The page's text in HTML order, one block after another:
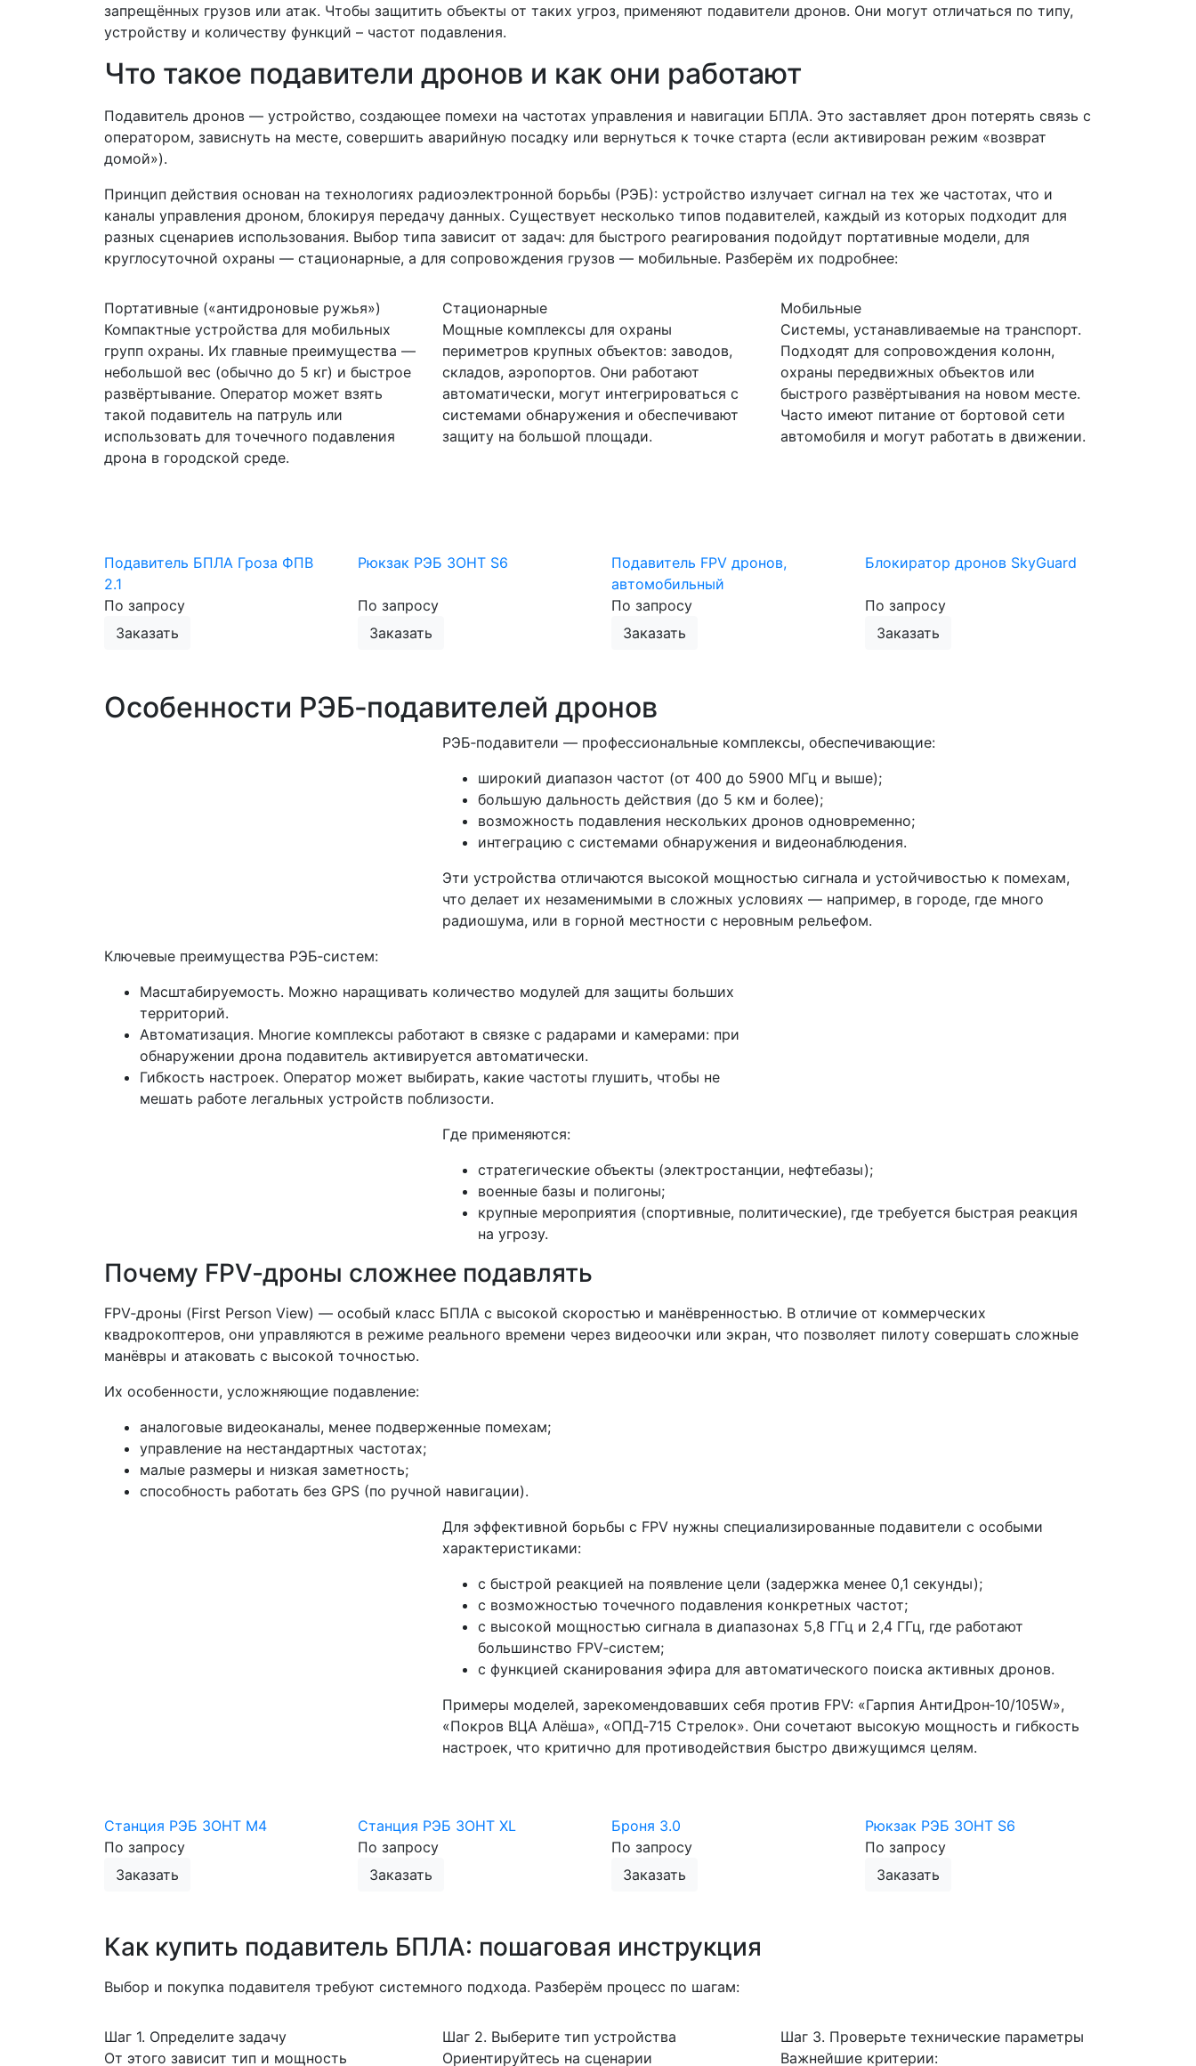
запрещённых грузов или атак. Чтобы защитить объекты от таких угроз, применяют подавители дронов. Они могут отличаться по типу,
устройству и количеству функций – частот подавления.
Что такое подавители дронов и как они работают
Подавитель дронов — устройство, создающее помехи на частотах управления и навигации БПЛА. Это заставляет дрон потерять связь с
оператором, зависнуть на месте, совершить аварийную посадку или вернуться к точке старта (если активирован режим «возврат
домой»).
Принцип действия основан на технологиях радиоэлектронной борьбы (РЭБ): устройство излучает сигнал на тех же частотах, что и
каналы управления дроном, блокируя передачу данных. Существует несколько типов подавителей, каждый из которых подходит для
разных сценариев использования. Выбор типа зависит от задач: для быстрого реагирования подойдут портативные модели, для
круглосуточной охраны — стационарные, а для сопровождения грузов — мобильные. Разберём их подробнее:
Портативные («антидроновые ружья»)
Компактные устройства для мобильных
групп охраны. Их главные преимущества —
небольшой вес (обычно до 5 кг) и быстрое
развёртывание. Оператор может взять
такой подавитель на патруль или
использовать для точечного подавления
дрона в городской среде.
Стационарные
Мощные комплексы для охраны
периметров крупных объектов: заводов,
складов, аэропортов. Они работают
автоматически, могут интегрироваться с
системами обнаружения и обеспечивают
защиту на большой площади.
Мобильные
Системы, устанавливаемые на транспорт.
Подходят для сопровождения колонн,
охраны передвижных объектов или
быстрого развёртывания на новом месте.
Часто имеют питание от бортовой сети
автомобиля и могут работать в движении.
Подавитель БПЛА Гроза ФПВ
2.1
По запросу
Заказать
Рюкзак РЭБ ЗОНТ S6
По запросу
Заказать
Подавитель FPV дронов,
автомобильный
По запросу
Заказать
Блокиратор дронов SkyGuard
По запросу
Заказать
Особенности РЭБ‑подавителей дронов
РЭБ‑подавители — профессиональные комплексы, обеспечивающие:
широкий диапазон частот (от 400 до 5900 МГц и выше);
большую дальность действия (до 5 км и более);
возможность подавления нескольких дронов одновременно;
интеграцию с системами обнаружения и видеонаблюдения.
Эти устройства отличаются высокой мощностью сигнала и устойчивостью к помехам,
что делает их незаменимыми в сложных условиях — например, в городе, где много
радиошума, или в горной местности с неровным рельефом.
Ключевые преимущества РЭБ‑систем:
Масштабируемость. Можно наращивать количество модулей для защиты больших
территорий.
Автоматизация. Многие комплексы работают в связке с радарами и камерами: при
обнаружении дрона подавитель активируется автоматически.
Гибкость настроек. Оператор может выбирать, какие частоты глушить, чтобы не
мешать работе легальных устройств поблизости.
Где применяются:
стратегические объекты (электростанции, нефтебазы);
военные базы и полигоны;
крупные мероприятия (спортивные, политические), где требуется быстрая реакция
на угрозу.
Почему FPV‑дроны сложнее подавлять
FPV‑дроны (First Person View) — особый класс БПЛА с высокой скоростью и манёвренностью. В отличие от коммерческих
квадрокоптеров, они управляются в режиме реального времени через видеоочки или экран, что позволяет пилоту совершать сложные
манёвры и атаковать с высокой точностью.
Их особенности, усложняющие подавление:
аналоговые видеоканалы, менее подверженные помехам;
управление на нестандартных частотах;
малые размеры и низкая заметность;
способность работать без GPS (по ручной навигации).
Для эффективной борьбы с FPV нужны специализированные подавители с особыми
характеристиками:
с быстрой реакцией на появление цели (задержка менее 0,1 секунды);
с возможностью точечного подавления конкретных частот;
с высокой мощностью сигнала в диапазонах 5,8 ГГц и 2,4 ГГц, где работают
большинство FPV‑систем;
с функцией сканирования эфира для автоматического поиска активных дронов.
Примеры моделей, зарекомендовавших себя против FPV: «Гарпия АнтиДрон‑10/105W»,
«Покров ВЦА Алёша», «ОПД‑715 Стрелок». Они сочетают высокую мощность и гибкость
настроек, что критично для противодействия быстро движущимся целям.
Станция РЭБ ЗОНТ М4
По запросу
Заказать
Станция РЭБ ЗОНТ XL
По запросу
Заказать
Броня 3.0
По запросу
Заказать
Рюкзак РЭБ ЗОНТ S6
По запросу
Заказать
Как купить подавитель БПЛА: пошаговая инструкция
Выбор и покупка подавителя требуют системного подхода. Разберём процесс по шагам:
Шаг 1. Определите задачу
От этого зависит тип и мощность
Шаг 2. Выберите тип устройства
Ориентируйтесь на сценарии
Шаг 3. Проверьте технические параметры
Важнейшие критерии: